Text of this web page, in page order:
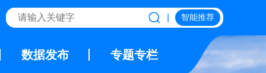
智能推荐
数据发布 专题专栏